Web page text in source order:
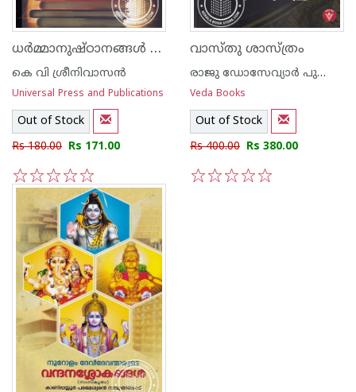
ധര്‍മ്മാനുഷ്ഠാനങ്ങള്‍ നിത്യജീവിതത്തില്‍
കെ വി ശ്രീനിവാസന്‍
Universal Press and Publications
Out of Stock
Rs 180.00 Rs 171.00
5
4
3
2
1
വാസ്തു ശാസ്ത്രം
രാജു ഡോസേവ്യാര്‍ പുള്ളിക്കല്‍
Veda Books
Out of Stock
Rs 400.00 Rs 380.00